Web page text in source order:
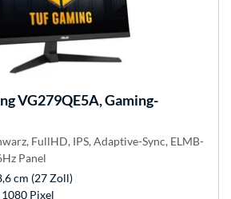
VG279QE5A, Gaming-
FullHD, IPS, Adaptive-Sync, ELMB-
Panel
cm (27 Zoll)
Pixel